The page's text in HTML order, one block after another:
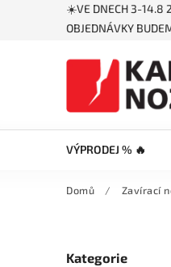
☀️VE DNECH 3-14.8
OBJEDNÁVKY
VÝPRODEJ % 🔥
Domů / Zavírací
Kategorie